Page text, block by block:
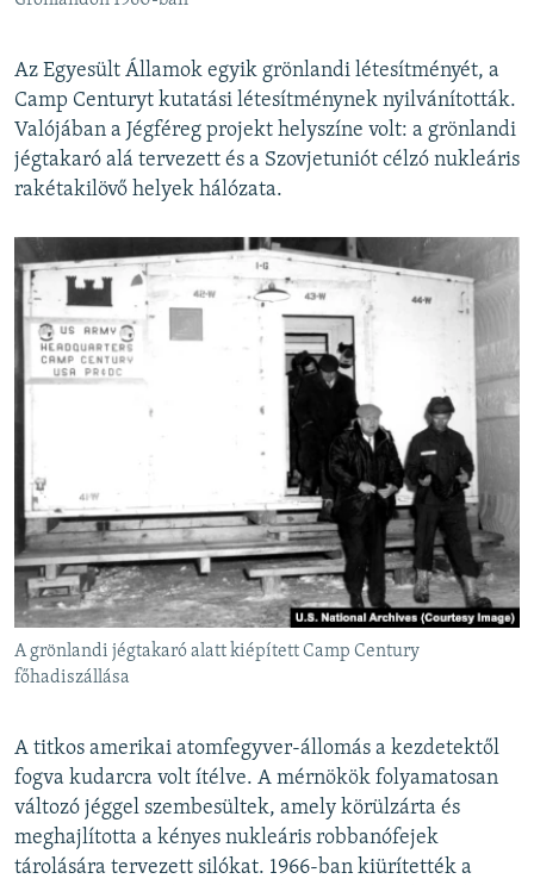
Az Egyesült Államok egyik grönlandi létesítményét, a
Camp Centuryt kutatási létesítménynek nyilvánították.
Valójában a Jégféreg projekt helyszíne volt: a grönlandi
jégtakaró alá tervezett és a Szovjetuniót célzó nukleáris
rakétakilövő helyek hálózata.
A grönlandi jégtakaró alatt kiépített Camp Century
főhadiszállása
A titkos amerikai atomfegyver-állomás a kezdetektől
fogva kudarcra volt ítélve. A mérnökök folyamatosan
változó jéggel szembesültek, amely körülzárta és
meghajlította a kényes nukleáris robbanófejek
tárolására tervezett silókat. 1966-ban kiürítették a